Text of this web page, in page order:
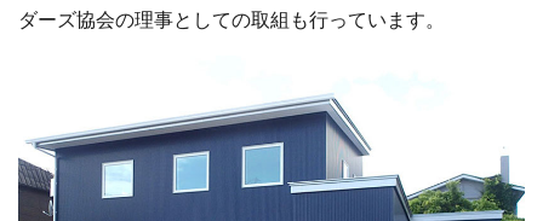
ダーズ協会の理事としての取組も行っています。